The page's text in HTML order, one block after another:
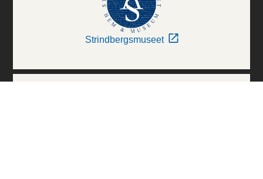
Strindbergsmuseet